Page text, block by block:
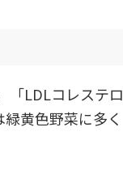
「LDLコレステロ
黄色野菜に多く